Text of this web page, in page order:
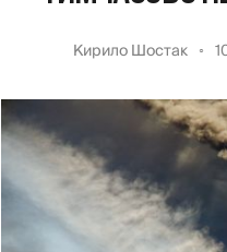
Кирило Шостак